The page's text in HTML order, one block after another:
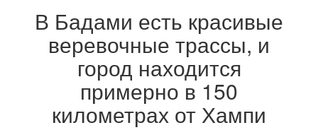
В Бадами есть красивые
веревочные трассы, и
город находится
примерно в 150
километрах от Хампи